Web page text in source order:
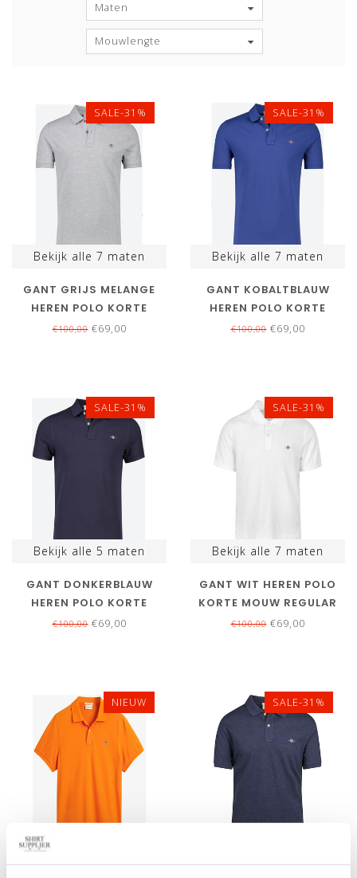
Maten
Mouwlengte
SALE-31%
Bekijk alle 7 maten
GANT GRIJS MELANGE
HEREN POLO KORTE
MOUW REGULAR FIT
€100,00€69,00
SALE-31%
Bekijk alle 7 maten
GANT KOBALTBLAUW
HEREN POLO KORTE
MOUW REGULAR FIT
€100,00€69,00
SALE-31%
Bekijk alle 5 maten
GANT DONKERBLAUW
HEREN POLO KORTE
MOUW REGULAR FIT
€100,00€69,00
SALE-31%
Bekijk alle 7 maten
GANT WIT HEREN POLO
KORTE MOUW REGULAR
FIT
€100,00€69,00
NIEUW
Bekijk alle
SALE-31%